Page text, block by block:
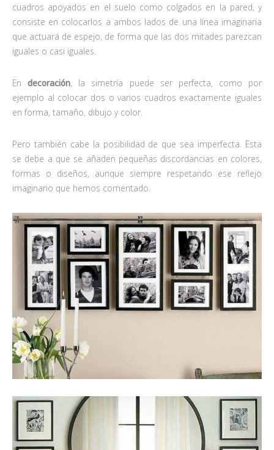
cuadros apoyados en el suelo como colgados en la pared, y
consiste en colocarlos a ambos lados de una línea imaginaria
que actuará de espejo, de forma que las dos mitades parezcan
iguales o casi iguales.
En decoración, la simetría puede ser perfecta, como por
ejemplo al colocar dos o varios cuadros exactamente iguales
en forma, tamaño, dibujo y color.
Pero también cabe la posibilidad de que sea imperfecta. Esta
se debe a que se añaden pequeñas discordancias en colores,
formas o diseños, aunque siempre respetando ese reflejo
imaginario que hemos comentado.